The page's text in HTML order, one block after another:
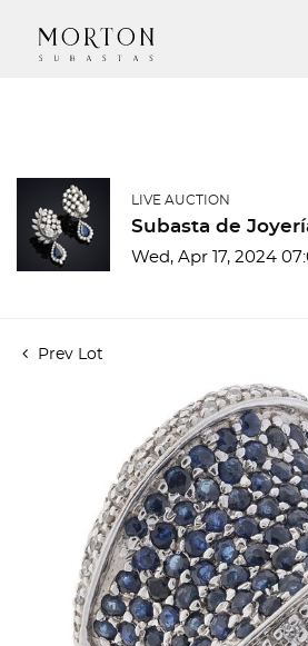
LIVE AUCTION
Subasta de
Wed, Apr 17, 2024
Prev Lot